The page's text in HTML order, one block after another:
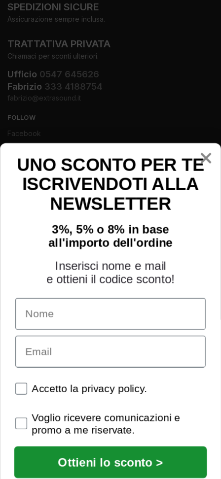
SPEDIZIONI SICURE
Assicurazione sempre inclusa.
TRATTATIVA PRIVATA
Chiamaci per sconti ulteriori.
Ufficio 0547 645626
Fabrizio 333 4188754
fabrizio@extrasound.it
FOLLOW
Facebook
Instagram
Youtube
INFORMAZIONI
Chi siamo
Garanzia
Richiesta assistenza tecnica
Pagamenti e spedizioni
Utilizzo dei cookies
Recedi dal contratto
UNO SCONTO PER TE
ISCRIVENDOTI ALLA
NEWSLETTER
3%, 5% o 8% in base
all'importo dell'ordine
Inserisci nome e mail
e ottieni il codice sconto!
Name
Email
Spunte obbligatorie
Accetto la privacy policy.
Spunte obbligatorie
Voglio ricevere comunicazioni e
promo a me riservate.
Ottieni lo sconto >